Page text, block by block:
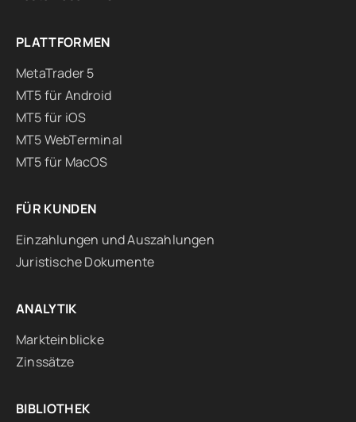
PLATTFORMEN
MetaTrader 5
MT5 für Android
MT5 für iOS
MT5 WebTerminal
MT5 für MacOS
FÜR KUNDEN
Einzahlungen und Auszahlungen
Juristische Dokumente
ANALYTIK
Markteinblicke
Zinssätze
BIBLIOTHEK